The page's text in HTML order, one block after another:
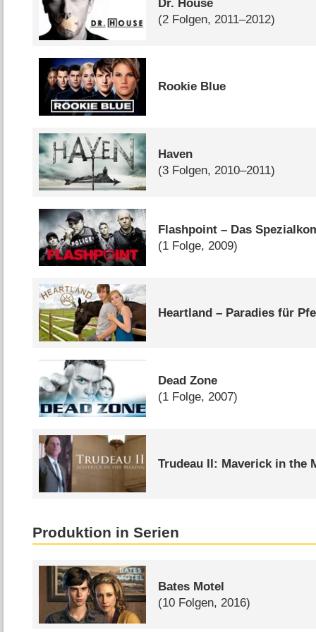
Dr. House
(2 Folgen, 2011–2012)
Rookie Blue
Haven
(3 Folgen, 2010–2011)
Flashpoint – Das
(1 Folge, 2009)
Heartland – Paradies für
Dead Zone
(1 Folge, 2007)
Trudeau II: Maverick in the
Produktion in Serien
Bates Motel
(10 Folgen, 2016)